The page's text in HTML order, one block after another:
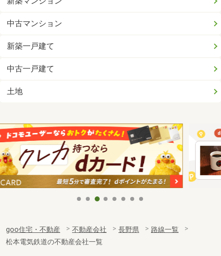
中古マンション
新築一戸建て
中古一戸建て
土地
goo住宅・不動産 不動産会社 長野県
路線一覧
松本電気鉄道の不動産会社一覧